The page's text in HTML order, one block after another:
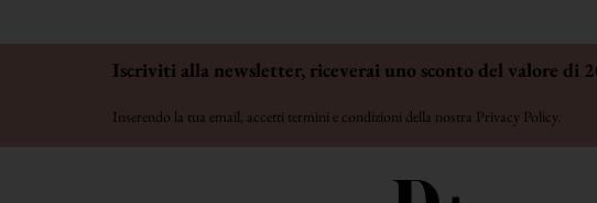
Iscriviti alla newsletter, riceverai uno sconto del valore di
Inserendo la tua email, accetti termini e condizioni della nostra Privacy Policy